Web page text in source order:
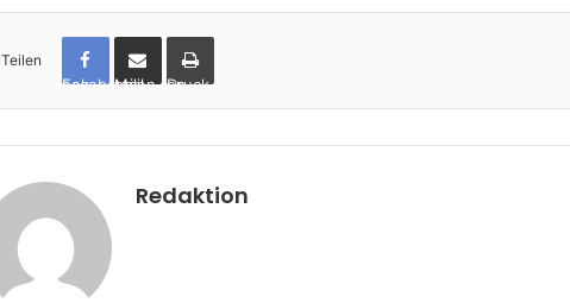
Teilen
Facebook per Mail teilen Drucken
Redaktion